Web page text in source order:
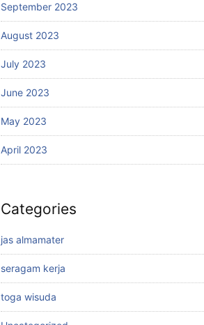
September 2023
August 2023
July 2023
June 2023
May 2023
April 2023
Categories
jas almamater
seragam kerja
toga wisuda